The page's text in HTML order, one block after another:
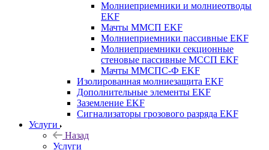
Молниеприемники и молниеотводы
EKF
Мачты ММСП EKF
Молниеприемники пассивные EKF
Молниеприемники секционные
стеновые пассивные МССП EKF
Мачты ММСПС-Ф EKF
Изолированная молниезащита EKF
Дополнительные элементы EKF
Заземление EKF
Сигнализаторы грозового разряда EKF
Услуги
Назад
Услуги